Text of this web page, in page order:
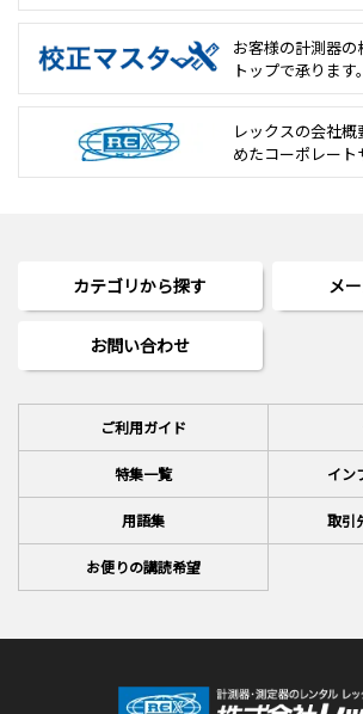
お客様の計測器の
トップで承ります。
レックスの会社
めたコーポレート
カテゴリから探す メ
お問い合わせ
ご利用ガイド
特集一覧 イン
用語集 取引
お便りの講読希望